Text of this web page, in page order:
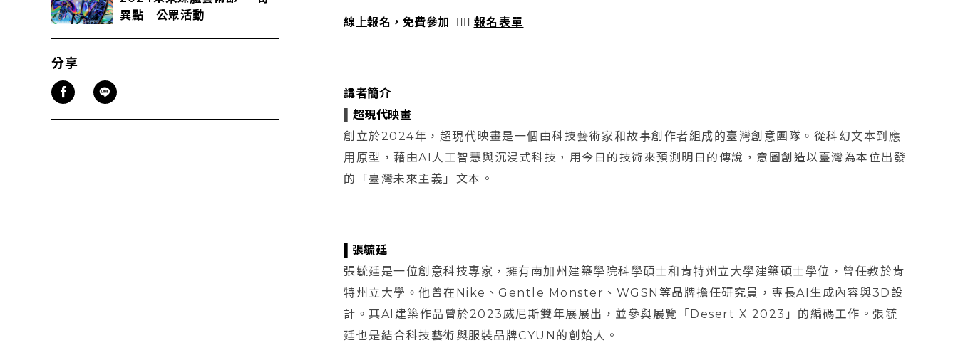
異點｜公眾活動
分享
線上報名，免費參加 👉🏻 報名表單
講者簡介
超現代映畫
創立於2024年，超現代映畫是一個由科技藝術家和故事創作者組成的臺灣創意團隊。從科幻文本到應
用原型，藉由AI人工智慧與沉浸式科技，用今日的技術來預測明日的傳說，意圖創造以臺灣為本位出發
的「臺灣未來主義」文本。
▌張毓廷
張毓廷是一位創意科技專家，擁有南加州建築學院科學碩士和肯特州立大學建築碩士學位，曾任教於肯
特州立大學。他曾在Nike、Gentle Monster、WGSN等品牌擔任研究員，專長AI生成內容與3D設
計。其AI建築作品曾於2023威尼斯雙年展展出，並參與展覽「Desert X 2023」的編碼工作。張毓
廷也是結合科技藝術與服裝品牌CYUN的創始人。